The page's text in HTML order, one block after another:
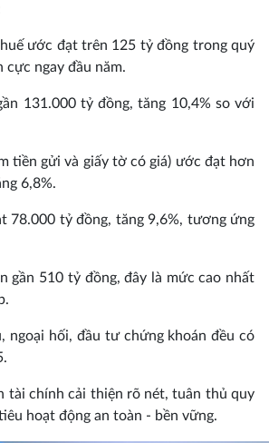
ước đạt trên 125 tỷ đồng trong quý
cực ngay đầu năm.
131.000 tỷ đồng, tăng 10,4% so với
tiền gửi và giấy tờ có giá) ước đạt hơn
6,8%.
78.000 tỷ đồng, tăng 9,6%, tương ứng
gần 510 tỷ đồng, đây là mức cao nhất
ngoại hối, đầu tư chứng khoán đều có
tài chính cải thiện rõ nét, tuân thủ quy
hoạt động an toàn - bền vững.